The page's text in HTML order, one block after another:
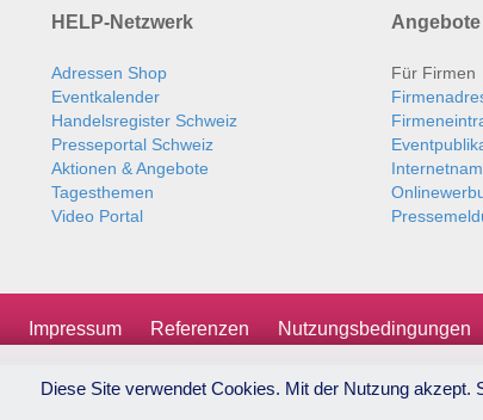
HELP-Netzwerk
Adressen Shop
Eventkalender
Handelsregister Schweiz
Presseportal Schweiz
Aktionen & Angebote
Tagesthemen
Video Portal
Angebote
Für Firmen
Impressum Referenzen Nutzungsbedingungen
Diese Site verwendet Cookies. Mit der Nutzung akzept.